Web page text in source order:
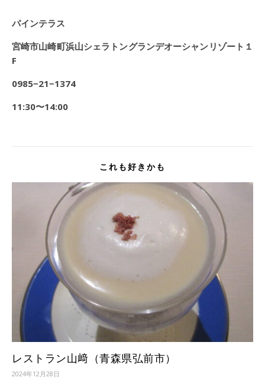
パインテラス
宮崎市山崎町浜山シェラトングランデオーシャンリゾート１
F
0985−21−1374
11:30〜14:00
これも好きかも
レストラン山﨑（青森県弘前市）
2024年12月28日